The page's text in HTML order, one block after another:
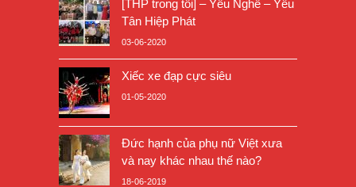
[THP trong tôi] – Yêu Nghề – Yêu
Tân Hiệp Phát
03-06-2020
Xiếc xe đạp cực siêu
01-05-2020
Đức hạnh của phụ nữ Việt xưa
và nay khác nhau thế nào?
18-06-2019